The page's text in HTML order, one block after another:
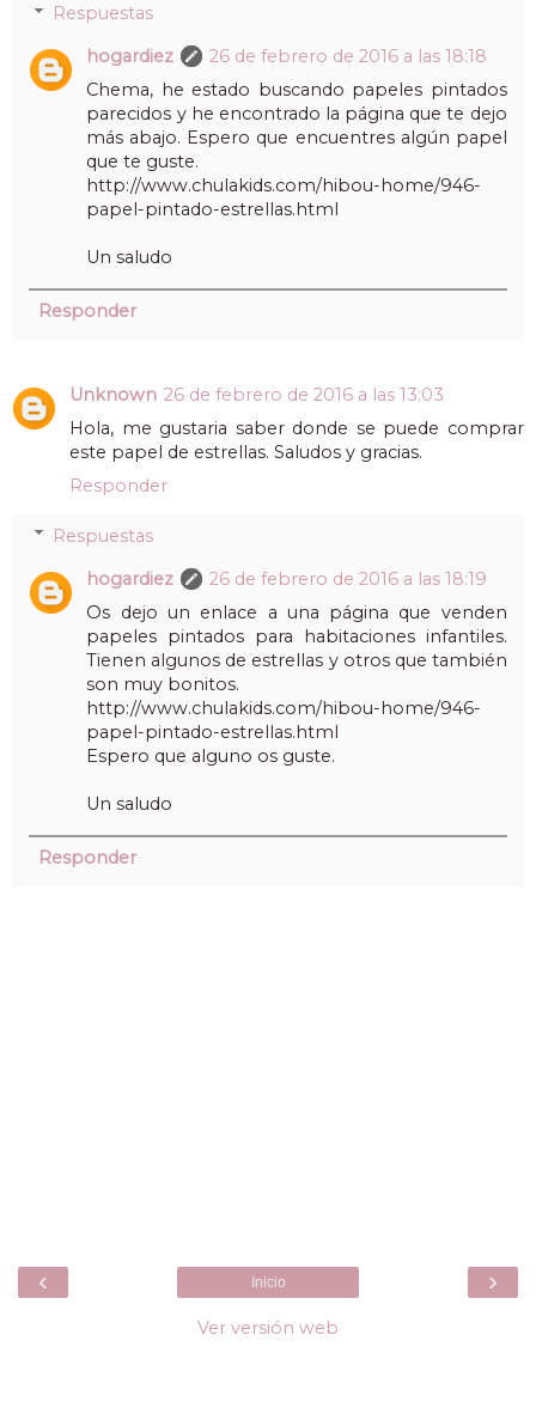
Respuestas
hogardiez
26 de febrero de 2016 a las 18:18
Chema, he estado buscando papeles pintados
parecidos y he encontrado la página que te dejo
más abajo. Espero que encuentres algún papel
que te guste.
http://www.chulakids.com/hibou-home/946-
papel-pintado-estrellas.html
Un saludo
Responder
Unknown 26 de febrero de 2016 a las 13:03
Hola, me gustaria saber donde se puede comprar
este papel de estrellas. Saludos y gracias.
Responder
Respuestas
hogardiez
26 de febrero de 2016 a las 18:19
Os dejo un enlace a una página que venden
papeles pintados para habitaciones infantiles.
Tienen algunos de estrellas y otros que también
son muy bonitos.
http://www.chulakids.com/hibou-home/946-
papel-pintado-estrellas.html
Espero que alguno os guste.
Un saludo
Responder
‹ ›
Inicio
Ver versión web